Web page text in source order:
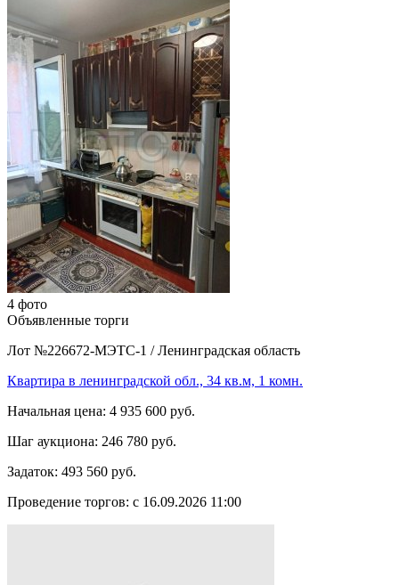
4 фото
Объявленные торги
Лот №226672-МЭТС-1 / Ленинградская область
Квартира в ленинградской обл., 34 кв.м, 1 комн.
Начальная цена: 4 935 600 руб.
Шаг аукциона: 246 780 руб.
Задаток: 493 560 руб.
Проведение торгов: с 16.09.2026 11:00